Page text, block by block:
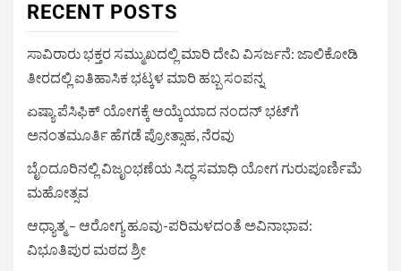
RECENT POSTS
ಸಾವಿರಾರು ಭಕ್ತರ ಸಮ್ಮುಖದಲ್ಲಿ ಮಾರಿ ದೇವಿ ವಿಸರ್ಜನೆ: ಜಾಲಿಕೋಡಿ
ತೀರದಲ್ಲಿ ಐತಿಹಾಸಿಕ ಭಟ್ಕಳ ಮಾರಿ ಹಬ್ಬ ಸಂಪನ್ನ
ಏಷ್ಯಾ ಪೆಸಿಫಿಕ್ ಯೋಗಕ್ಕೆ ಆಯ್ಕೆಯಾದ ನಂದನ್ ಭಟ್‌ಗೆ
ಅನಂತಮೂರ್ತಿ ಹೆಗಡೆ ಪ್ರೋತ್ಸಾಹ, ನೆರವು
ಬೈಂದೂರಿನಲ್ಲಿ ವಿಜೃಂಭಣೆಯ ಸಿದ್ಧ ಸಮಾಧಿ ಯೋಗ ಗುರುಪೂರ್ಣಿಮೆ
ಮಹೋತ್ಸವ
ಆಧ್ಯಾತ್ಮ – ಆರೋಗ್ಯ ಹೂವು-ಪರಿಮಳದಂತೆ ಅವಿನಾಭಾವ:
ವಿಭೂತಿಪುರ ಮಠದ ಶ್ರೀ